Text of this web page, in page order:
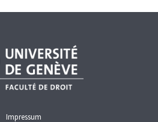
Impressum